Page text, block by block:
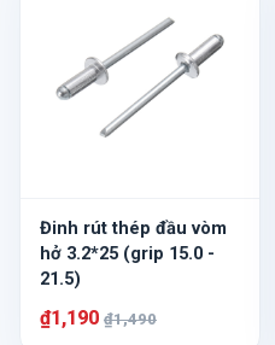
Đinh rút thép đầu vòm
hở 3.2*25 (grip 15.0 -
21.5)
₫1,190 ₫1,490